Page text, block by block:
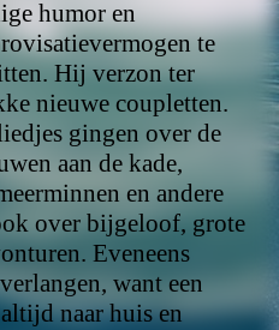
humor en
te
Hij verzon ter
nieuwe coupletten.
gingen over de
aan de kade,
en andere
over bijgeloof, grote
Eveneens
want een
naar huis en